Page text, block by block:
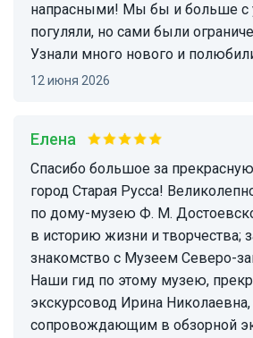
напрасными! Мы бы и больше с
погуляли, но сами были
Узнали много нового и
12 июня 2026
Елена
Спасибо большое за прекрасную экскурсию в
город Старая Русса!
по дому-музею Ф. М.
в историю жизни и творчества;
знакомство с Музеем Северо-
Наши гид по этому музею,
экскурсовод Ирина
сопровождающим в обзорной